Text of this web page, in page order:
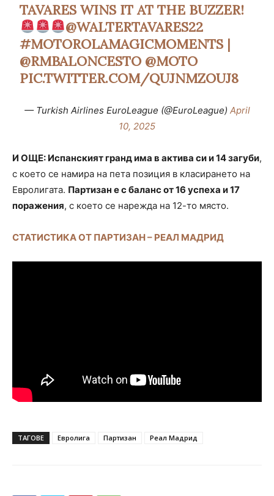
TAVARES WINS IT AT THE BUZZER!
@WALTERTAVARES22
#MOTOROLAMAGICMOMENTS |
@RMBALONCESTO @MOTO
PIC.TWITTER.COM/QUJNMZOUJ8
— Turkish Airlines EuroLeague (@EuroLeague) April
10, 2025
И ОЩЕ: Испанският гранд има в актива си и 14 загуби,
с което се намира на пета позиция в класирането на
Евролигата. Партизан е с баланс от 16 успеха и 17
поражения, с което се нарежда на 12-то място.
СТАТИСТИКА ОТ ПАРТИЗАН – РЕАЛ МАДРИД
ТАГОВЕ Евролига Партизан Реал Мадрид